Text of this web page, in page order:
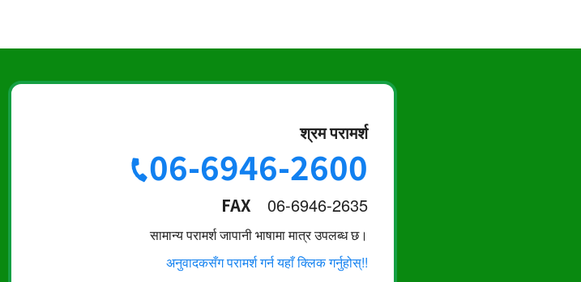
श्रम परामर्श
06-6946-2600
FAX 06-6946-2635
सामान्य परामर्श जापानी भाषामा मात्र उपलब्ध छ।
अनुवादकसँग परामर्श गर्न यहाँ क्लिक गर्नुहोस्!!